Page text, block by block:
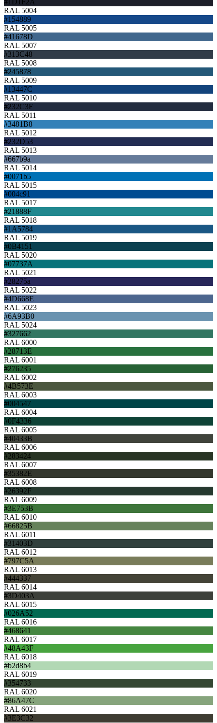
RAL 5004
#154889
RAL 5005
#41678D
RAL 5007
#313C48
RAL 5008
#245878
RAL 5009
#13447C
RAL 5010
#232C3F
RAL 5011
#3481B8
RAL 5012
#232D53
RAL 5013
#667b9a
RAL 5014
#0071b5
RAL 5015
#004c91
RAL 5017
#21888F
RAL 5018
#1A5784
RAL 5019
#0B4151
RAL 5020
#07737A
RAL 5021
#28275a
RAL 5022
#4D668E
RAL 5023
#6A93B0
RAL 5024
#327662
RAL 6000
#28713E
RAL 6001
#276235
RAL 6002
#4B573E
RAL 6003
#004547
RAL 6004
#0F4336
RAL 6005
#40433B
RAL 6006
#283424
RAL 6007
#35382E
RAL 6008
#26392F
RAL 6009
#3E753B
RAL 6010
#66825B
RAL 6011
#31403D
RAL 6012
#797C5A
RAL 6013
#444337
RAL 6014
#3D403A
RAL 6015
#026A52
RAL 6016
#468641
RAL 6017
#48A43F
RAL 6018
#b2d8b4
RAL 6019
#354733
RAL 6020
#86A47C
RAL 6021
#3E3C32